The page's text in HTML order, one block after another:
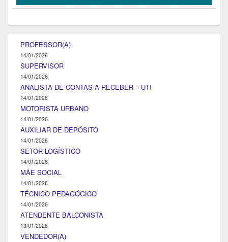
PROFESSOR(A)
14/01/2026
SUPERVISOR
14/01/2026
ANALISTA DE CONTAS A RECEBER – UTI
14/01/2026
MOTORISTA URBANO
14/01/2026
AUXILIAR DE DEPÓSITO
14/01/2026
SETOR LOGÍSTICO
14/01/2026
MÃE SOCIAL
14/01/2026
TÉCNICO PEDAGÓGICO
14/01/2026
ATENDENTE BALCONISTA
13/01/2026
VENDEDOR(A)